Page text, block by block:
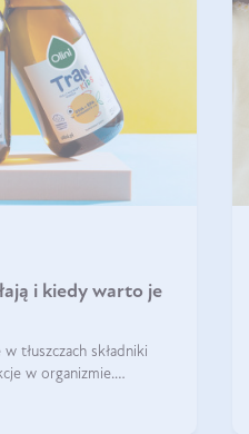
i kiedy warto je
tłuszczach składniki
w organizmie.